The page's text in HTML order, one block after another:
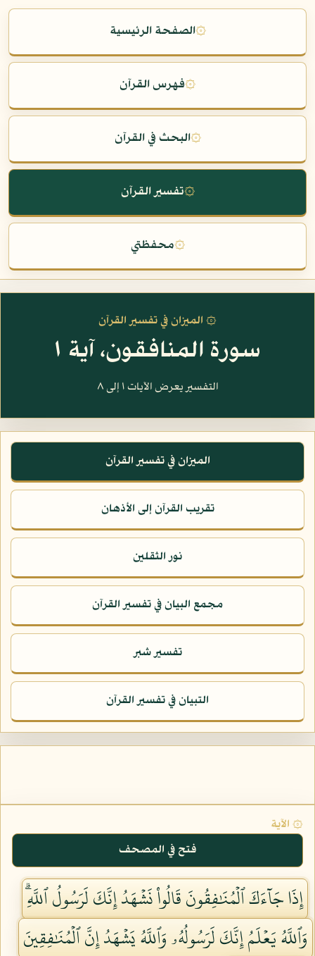
۞الصفحة الرئيسية
۞فهرس القرآن
۞البحث في القرآن
۞تفسير القرآن
۞محفظتي
۞ الميزان في تفسير القرآن
سورة المنافقون، آية ١
التفسير يعرض الآيات ١ إلى ٨
الميزان في تفسير القرآن
تقريب القرآن إلى الأذهان
نور الثقلين
مجمع البيان في تفسير القرآن
تفسير شبر
التبيان في تفسير القرآن
۞ الآية
فتح في المصحف
إِذَا جَآءَكَ ٱلۡمُنَٰفِقُونَ قَالُواْ نَشۡهَدُ إِنَّكَ لَرَسُولُ ٱللَّهِۗ
وَٱللَّهُ يَعۡلَمُ إِنَّكَ لَرَسُولُهُۥ وَٱللَّهُ يَشۡهَدُ إِنَّ ٱلۡمُنَٰفِقِينَ